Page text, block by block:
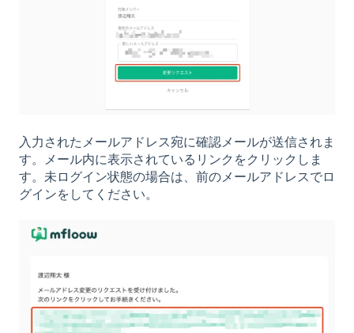
入力されたメールアドレス宛に確認メールが送信されま
す。メール内に表示されているリンクをクリックしま
す。未ログイン状態の場合は、前のメールアドレスでロ
グインをしてください。